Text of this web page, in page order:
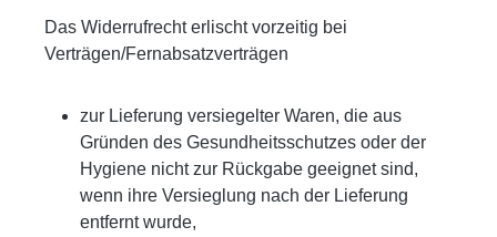
Das Widerrufrecht erlischt vorzeitig bei
Verträgen/Fernabsatzverträgen
zur Lieferung versiegelter Waren, die aus
Gründen des Gesundheitsschutzes oder der
Hygiene nicht zur Rückgabe geeignet sind,
wenn ihre Versieglung nach der Lieferung
entfernt wurde,